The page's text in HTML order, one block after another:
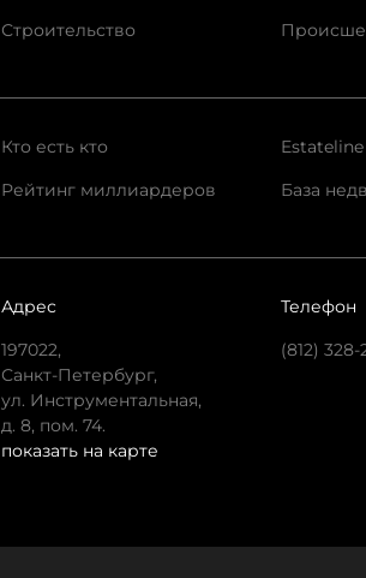
Строительство
Кто есть кто
Рейтинг миллиардеров
Estateline
База
Адрес
197022,
Санкт-Петербург,
ул. Инструментальная,
д. 8, пом. 74.
показать на карте
Телефон
(812)